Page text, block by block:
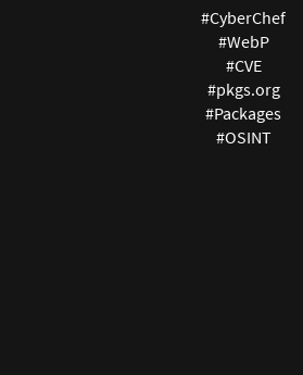
#CyberChef
#WebP
#CVE
#pkgs.org
#Packages
#OSINT